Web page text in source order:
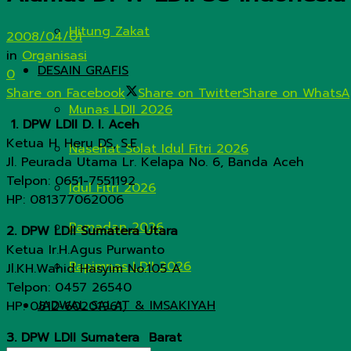
Hitung Zakat
DESAIN GRAFIS
Munas LDII 2026
Nasehat Solat Idul Fitri 2026
Idul Fitri 2026
Ramadan 2026
Rapimnas LDII 2026
JADWAL SALAT & IMSAKIYAH
2008/04/01
in Organisasi
0
Share on Facebook
Share on TwitterShare on
1. DPW LDII D. I. Aceh
Ketua H. Heru DS, S.E
Jl. Peurada Utama Lr. Kelapa No. 6, Banda Aceh
Telpon: 0651-7551192
HP: 081377062006
2. DPW LDII Sumatera Utara
Ketua Ir.H.Agus Purwanto
Jl.KH.Wahid Hasyim No.105 A
Telpon: 0457 26540
HP: 0812-60201961,
3. DPW LDII Sumatera Barat